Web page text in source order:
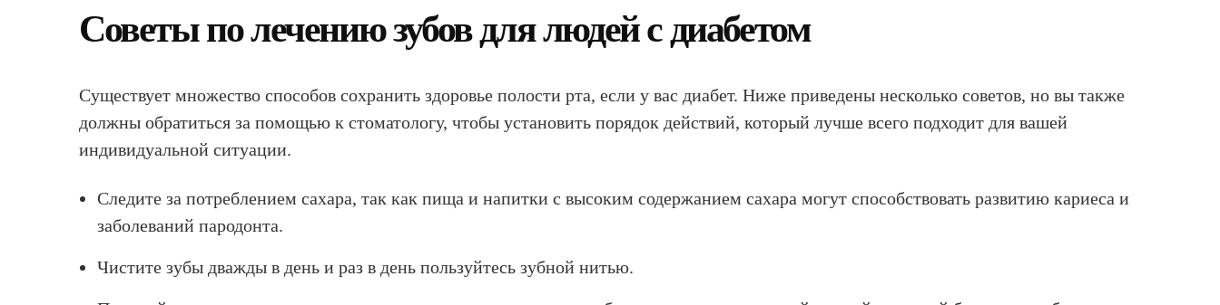
Советы по лечению зубов для людей с диабетом
Существует множество способов сохранить здоровье полости рта, если у вас диабет. Ниже приведены несколько советов, но вы также
должны обратиться за помощью к стоматологу, чтобы установить порядок действий, который лучше всего подходит для вашей
индивидуальной ситуации.
Следите за потреблением сахара, так как пища и напитки с высоким содержанием сахара могут способствовать развитию кариеса и
заболеваний пародонта.
Чистите зубы дважды в день и раз в день пользуйтесь зубной нитью.